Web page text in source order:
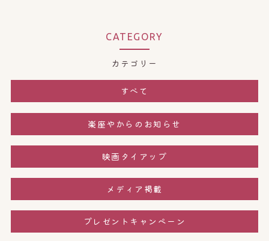
CATEGORY
カテゴリー
すべて
楽座やからのお知らせ
映画タイアップ
メディア掲載
プレゼントキャンペーン